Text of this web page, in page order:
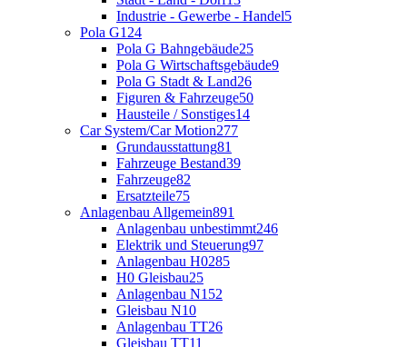
Industrie - Gewerbe - Handel5
Pola G124
Pola G Bahngebäude25
Pola G Wirtschaftsgebäude9
Pola G Stadt & Land26
Figuren & Fahrzeuge50
Hausteile / Sonstiges14
Car System/Car Motion277
Grundausstattung81
Fahrzeuge Bestand39
Fahrzeuge82
Ersatzteile75
Anlagenbau Allgemein891
Anlagenbau unbestimmt246
Elektrik und Steuerung97
Anlagenbau H0285
H0 Gleisbau25
Anlagenbau N152
Gleisbau N10
Anlagenbau TT26
Gleisbau TT11